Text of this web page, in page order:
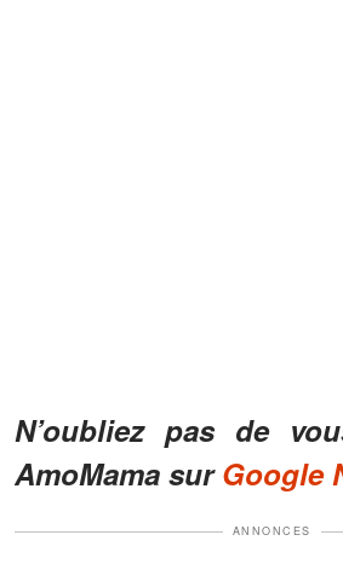
N’oubliez pas de
AmoMama surGoogle
ANNONCES